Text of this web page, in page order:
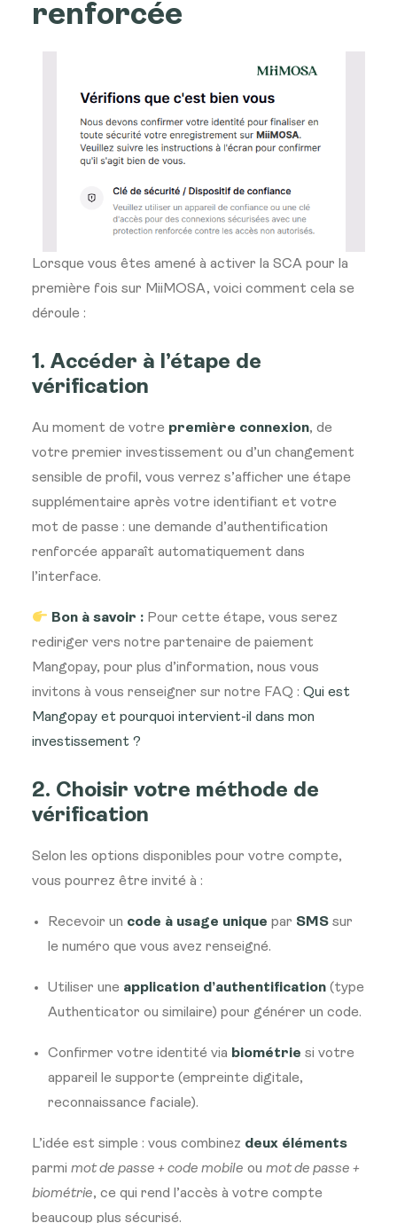
renforcée
Lorsque vous êtes amené à activer la SCA pour la
première fois sur MiiMOSA, voici comment cela se
déroule :
1. Accéder à l’étape de
vérification
Au moment de votre première connexion, de
votre premier investissement ou d’un changement
sensible de profil, vous verrez s’afficher une étape
supplémentaire après votre identifiant et votre
mot de passe : une demande d’authentification
renforcée apparaît automatiquement dans
l’interface.
Bon à savoir : Pour cette étape, vous serez
rediriger vers notre partenaire de paiement
Mangopay, pour plus d’information, nous vous
invitons à vous renseigner sur notre FAQ : Qui est
Mangopay et pourquoi intervient-il dans mon
investissement ?
2. Choisir votre méthode de
vérification
Selon les options disponibles pour votre compte,
vous pourrez être invité à :
Recevoir un code à usage unique par SMS sur
le numéro que vous avez renseigné.
Utiliser une application d’authentification (type
Authenticator ou similaire) pour générer un code.
Confirmer votre identité via biométrie si votre
appareil le supporte (empreinte digitale,
reconnaissance faciale).
L’idée est simple : vous combinez deux éléments
parmi mot de passe + code mobile ou mot de passe +
biométrie, ce qui rend l’accès à votre compte
beaucoup plus sécurisé.